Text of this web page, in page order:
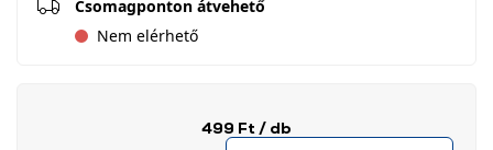
Csomagponton átvehető
Nem elérhető
499 Ft / db